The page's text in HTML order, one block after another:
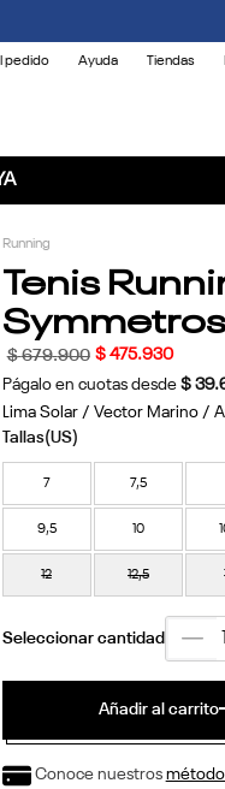
pedido Ayuda Tiendas
Running
Tenis
$ 679.900 $ 475.930
Págalo en cuotas desde $
Lima Solar / Vector Marino /
7 7,5
9,5 10
12 12,5
Añadir al carrito
Conoce nuestros